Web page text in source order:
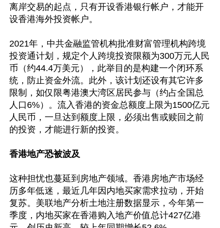
离岸交易的起点，只有开设香港银行帐户，才能开
设香港海外投资帐户。
2021年，中共金融监管机构批准财富管理机构跨境
投资通计划，规定个人跨境投资限额为300万元人民
币（约44.4万美元），此举目的是构建一个闭环系
统，防止资金外流。此外，该计划还设有其它许多
限制，如仅限粤港澳大湾区居民参与（约占全国总
人口6%）。流入香港的资金总额度上限为1500亿元
人民币，一旦达到额度上限，必须出售或赎回之前
的投资，才能进行新的投资。
香港地产恐被波及
这种担忧也蔓延到房地产领域。香港房地产市场经
历多年低迷，最近几年因内地买家需求拉动，开始
复苏。美联地产分析土地注册数据显示，今年第一
季度，内地买家在香港购入地产价值总计427亿港